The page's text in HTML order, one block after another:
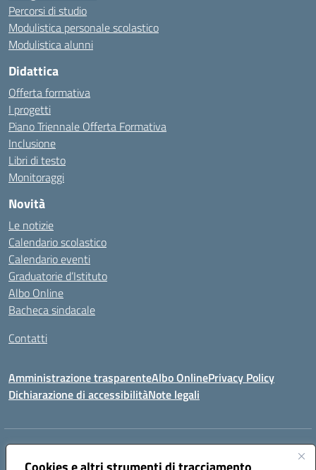
Percorsi di studio
Modulistica personale scolastico
Modulistica alunni
Didattica
Offerta formativa
I progetti
Piano Triennale Offerta Formativa
Inclusione
Libri di testo
Monitoraggi
Novità
Le notizie
Calendario scolastico
Calendario eventi
Graduatorie d’Istituto
Albo Online
Bacheca sindacale
Contatti
Amministrazione trasparenteAlbo OnlinePrivacy Policy
Dichiarazione di accessibilitàNote legali
Indirizzo:
Centralino:0823944017 Email:ceic85400b@istruzione.it